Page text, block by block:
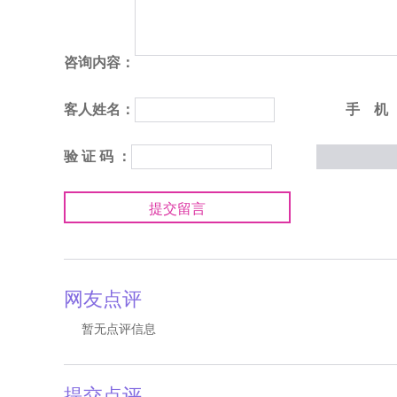
咨询内容：
客人姓名： 手 机
验 证 码 ：
提交留言
网友点评
暂无点评信息